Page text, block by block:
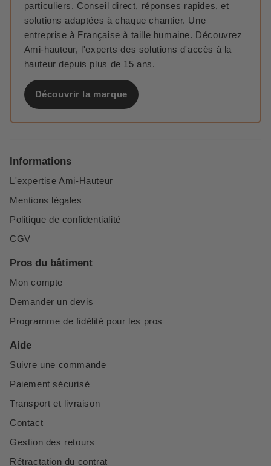
particuliers. Conseil direct, réponses rapides, et
solutions adaptées à chaque chantier. Une
entreprise à Française à taille humaine. Découvrez
Ami-hauteur, l'experts des solutions d'accès à la
hauteur depuis plus de 15 ans.
Découvrir la marque
Informations
L'expertise Ami-Hauteur
Mentions légales
Politique de confidentialité
CGV
Pros du bâtiment
Mon compte
Demander un devis
Programme de fidélité pour les pros
Aide
Suivre une commande
Paiement sécurisé
Transport et livraison
Contact
Gestion des retours
Rétractation du contrat